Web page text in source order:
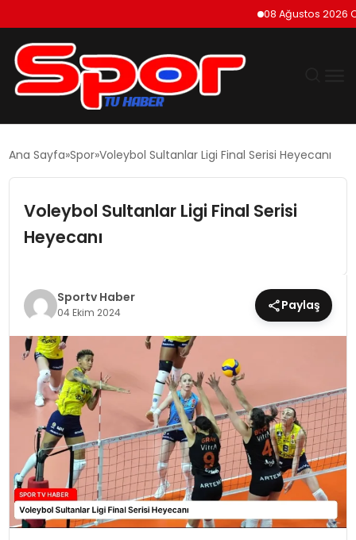
08 Ağustos 2026
EKONOMI
TEKNOLOJI
EĞITIM
MAGAZIN
SPOR
YAŞAM
Ana Sayfa Spor Voleybol Sultanlar Ligi Final Serisi Heyecanı
Voleybol Sultanlar Ligi Final Serisi
Heyecanı
Sportv Haber
04 Ekim 2024 Paylaş